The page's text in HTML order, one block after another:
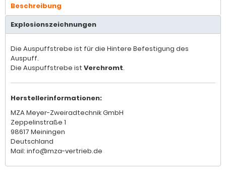
Beschreibung
Explosionszeichnungen
Die Auspuffstrebe ist für die Hintere Befestigung des
Auspuff.
Die Auspuffstrebe ist Verchromt.
Herstellerinformationen:
MZA Meyer-Zweiradtechnik GmbH
Zeppelinstraße 1
98617 Meiningen
Deutschland
Mail: info@mza-vertrieb.de